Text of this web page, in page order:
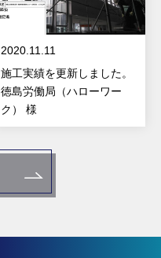
2020.11.11
施工実績を更新しました。
徳島労働局（ハローワー
ク） 様